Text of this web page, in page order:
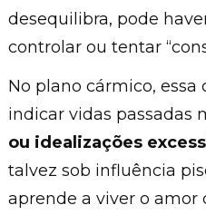
desequilibra, pode
controlar ou tentar
No plano cármico, essa
indicar vidas passadas
ou idealizações
talvez sob influência
aprende a viver o amor